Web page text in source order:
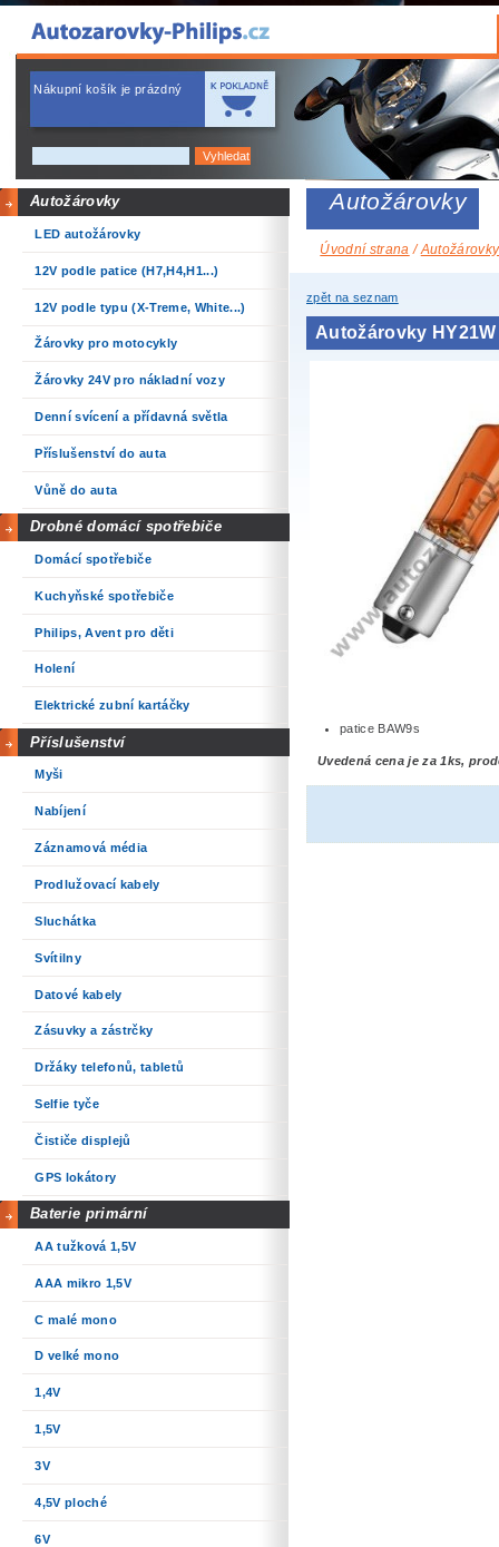
Nákupní košík je prázdný
Autožárovky
LED autožárovky
12V podle patice (H7,H4,H1...)
12V podle typu (X-Treme, White...)
Žárovky pro motocykly
Žárovky 24V pro nákladní vozy
Denní svícení a přídavná světla
Příslušenství do auta
Vůně do auta
Drobné domácí spotřebiče
Domácí spotřebiče
Kuchyňské spotřebiče
Philips, Avent pro děti
Holení
Elektrické zubní kartáčky
Příslušenství
Myši
Nabíjení
Záznamová média
Prodlužovací kabely
Sluchátka
Svítilny
Datové kabely
Zásuvky a zástrčky
Držáky telefonů, tabletů
Selfie tyče
Čističe displejů
GPS lokátory
Baterie primární
AA tužková 1,5V
AAA mikro 1,5V
C malé mono
D velké mono
1,4V
1,5V
3V
4,5V ploché
6V
Autožárovky
Úvodní strana /Autožárovky
zpět na seznam
Autožárovky
patice BAW9s
Uvedená cena je za 1ks,